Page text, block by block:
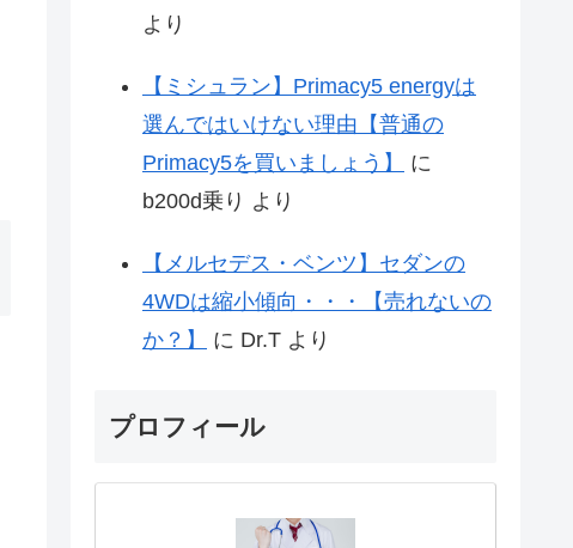
より
【ミシュラン】Primacy5 energyは
選んではいけない理由【普通の
Primacy5を買いましょう】
に
b200d乗り より
【メルセデス・ベンツ】セダンの
4WDは縮小傾向・・・【売れないの
か？】
に Dr.T より
プロフィール